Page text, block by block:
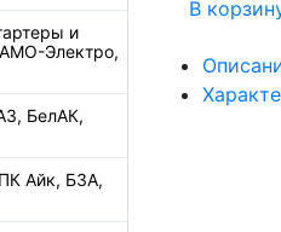
и
Электро,
БелАК,
Айк, БЗА,
В